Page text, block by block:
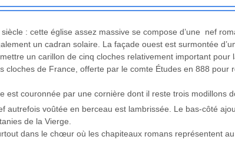
siècle : cette église assez massive se compose d’une nef
un cadran solaire. La façade ouest est surmontée
mettre un carillon de cinq cloches relativement important
cloches de France, offerte par le comte Études en 888 pour
est couronnée par une cornière dont il reste trois modillons
autrefois voûtée en berceau est lambrissée. Le bas-côté
de la Vierge.
dans le chœur où les chapiteaux romans représentent au